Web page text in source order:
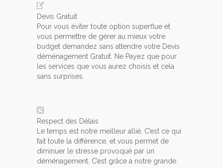
Devis Gratuit
Pour vous éviter toute option superflue et
vous permettre de gérer au mieux votre
budget demandez sans attendre votre Devis
déménagement Gratuit. Ne Payez que pour
les services que vous aurez choisis et cela
sans surprises.
Respect des Délais
Le temps est notre meilleur allié. C’est ce qui
fait toute la différence, et vous permet de
diminuer le stresse provoqué par un
déménagement. C’est grâce à notre grande